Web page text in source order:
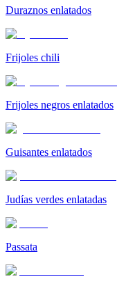
Duraznos enlatados
Frijoles chili
Frijoles negros enlatados
Guisantes enlatados
Judías verdes enlatadas
Passata